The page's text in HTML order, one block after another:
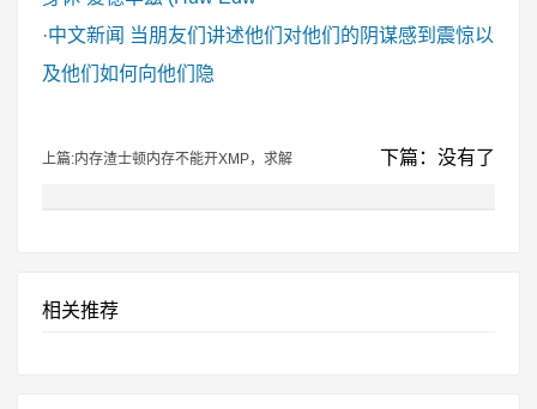
·中文新闻 当朋友们讲述他们对他们的阴谋感到震惊以
及他们如何向他们隐
上篇:内存渣士顿内存不能开XMP，求解 下篇：没有了
相关推荐